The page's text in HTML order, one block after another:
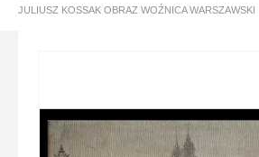
JULIUSZ KOSSAK OBRAZ WOŹNICA WARSZAWSKI